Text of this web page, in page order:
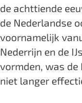
d
e
r
s
o
o
e
l
d
e
r
s
de achttiende
de Nederlandse
voornamelijk
Nederrijn en de
vormden, was de
niet langer